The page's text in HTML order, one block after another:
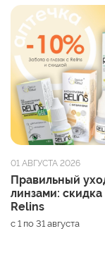
01 АВГУСТА 2026
Правильный
линзами: скидка
Relins
с 1 по 31 августа